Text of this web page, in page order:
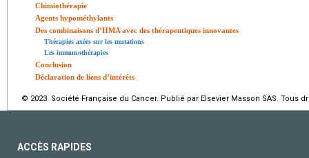
Chimiothérapie
Agents hypométhylants
Des combinaisons d’HMA avec des thérapeutiques innovantes
Thérapies axées sur les mutations
Les immunothérapies
Conclusion
Déclaration de liens d’intérêts
© 2023 Société Française du Cancer. Publié par Elsevier Masson SAS. Tous
ACCÈS RAPIDES